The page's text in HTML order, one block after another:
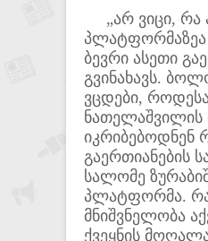
„არ ვიცი, რა
პლატფორმაზეა
ბევრი ასეთი
გვინახავს.
ვცდები,
ნათელაშვილის
იკრიბებოდნენ
გაერთიანების
სალომე
პლატფორმა.
მნიშვნელობა
ქვეყნის